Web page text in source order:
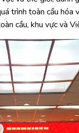
trình toàn cầu hóa
cầu, khu vực và